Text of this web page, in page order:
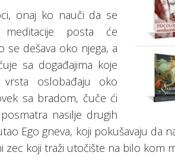
onaj ko nauči da se
posta će
se dešava oko njega, a
sa događajima koje
oslobađaju oko
sa bradom, čuče ći
nasilje drugih
Ego gneva, koji pokušavaju da
zec koji traži utočište na bilo kom